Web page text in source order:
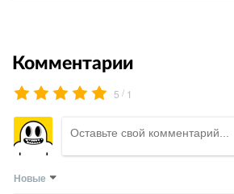
Комментарии
5 / 1
Новые